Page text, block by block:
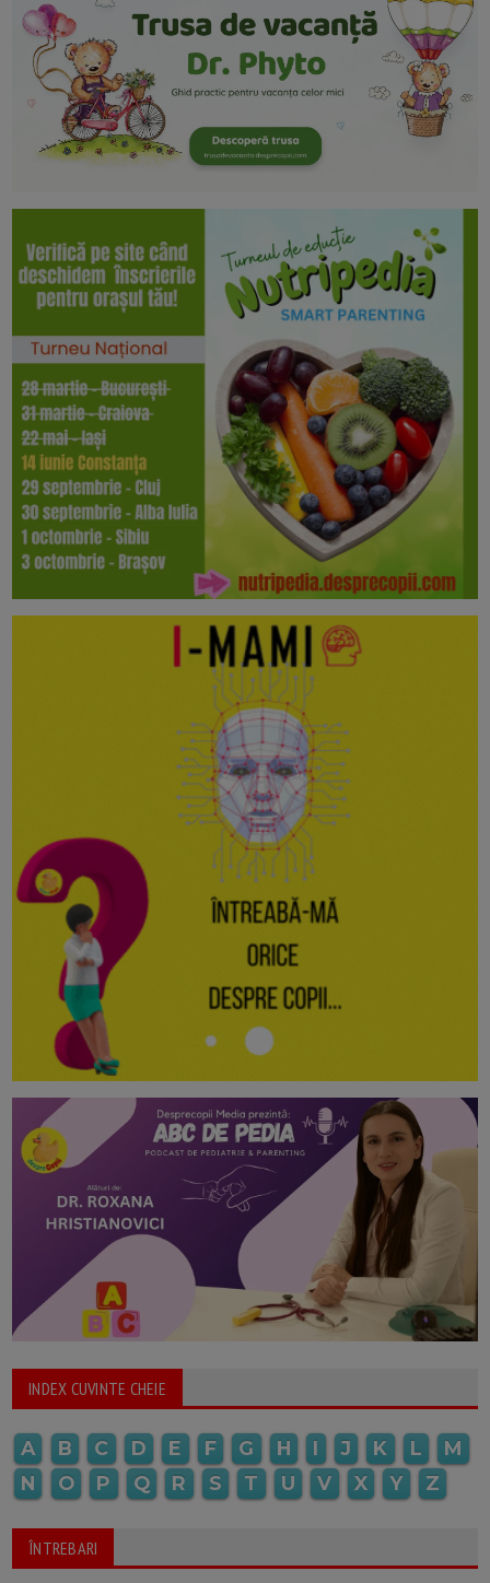
INDEX CUVINTE CHEIE
A B C D E F G H I J K L
M
N
O P Q R S T U V X Y Z
ÎNTREBARI